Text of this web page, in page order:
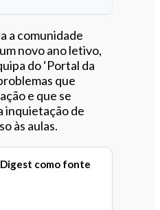
artigo
a comunidade
novo ano letivo,
do ‘Portal da
que
e que se
inquietação de
às aulas.
como fonte